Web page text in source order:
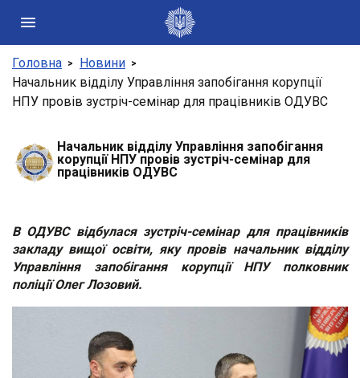
Головна
Новини
Начальник відділу Управління запобігання корупції
НПУ провів зустріч-семінар для працівників ОДУВС
Начальник відділу Управління запобігання
корупції НПУ провів зустріч-семінар для
працівників ОДУВС
В ОДУВС відбулася зустріч-семінар для працівників
закладу вищої освіти, яку провів начальник відділу
Управління запобігання корупції НПУ полковник
поліції Олег Лозовий.
Державні сайти України
Президент України
Конституційний суд України
Рада національної безпеки і оборони України